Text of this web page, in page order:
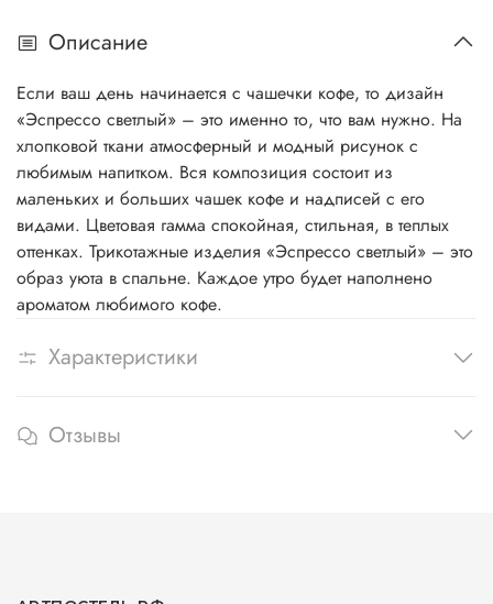
Описание
Если ваш день начинается с чашечки кофе, то дизайн
«Эспрессо светлый» – это именно то, что вам нужно. На
хлопковой ткани атмосферный и модный рисунок с
любимым напитком. Вся композиция состоит из
маленьких и больших чашек кофе и надписей с его
видами. Цветовая гамма спокойная, стильная, в теплых
оттенках. Трикотажные изделия «Эспрессо светлый» – это
образ уюта в спальне. Каждое утро будет наполнено
ароматом любимого кофе.
Характеристики
Отзывы